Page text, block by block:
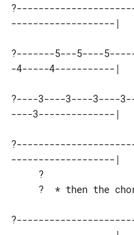
-------------------|
?-------5---5----
-4-----4-----------|
?----3----3----3----
----3--------------|
-------------------|